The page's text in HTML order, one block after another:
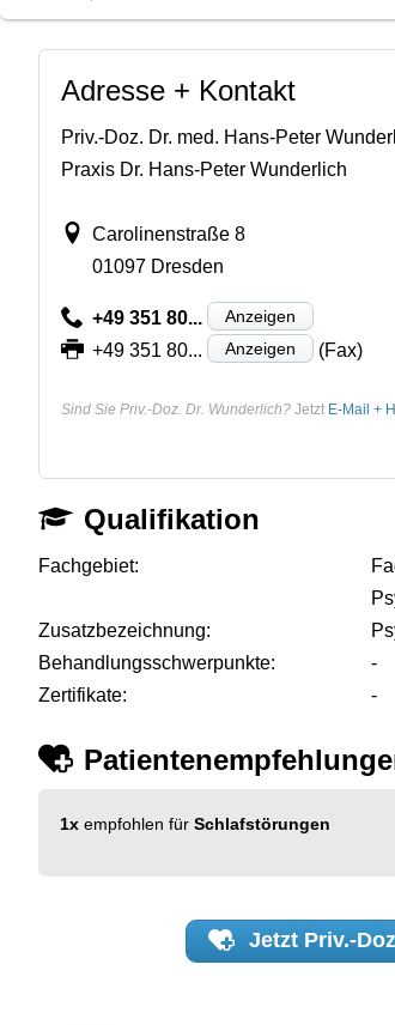
Adresse + Kontakt
Priv.-Doz. Dr. med. Hans-Peter
Praxis Dr. Hans-Peter Wunderlich
Carolinenstraße 8
01097 Dresden
+49 351 80... Anzeigen
+49 351 80... Anzeigen (Fax)
Sind Sie Priv.-Doz. Dr. Wunderlich? Jetzt E-Mail +
Qualifikation
Fachgebiet:
Zusatzbezeichnung:
Behandlungsschwerpunkte:
-
Zertifikate:
-
1x empfohlen für Schlafstörungen
Jetzt Priv.-